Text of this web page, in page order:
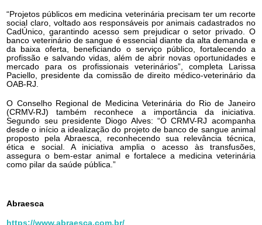
“Projetos públicos em medicina veterinária precisam ter um recorte
social claro, voltado aos responsáveis por animais cadastrados no
CadÚnico, garantindo acesso sem prejudicar o setor privado. O
banco veterinário de sangue é essencial diante da alta demanda e
da baixa oferta, beneficiando o serviço público, fortalecendo a
profissão e salvando vidas, além de abrir novas oportunidades e
mercado para os profissionais veterinários”, completa Larissa
Paciello, presidente da comissão de direito médico-veterinário da
OAB-RJ.
O Conselho Regional de Medicina Veterinária do Rio de Janeiro
(CRMV-RJ) também reconhece a importância da iniciativa.
Segundo seu presidente Diogo Alves: “O CRMV-RJ acompanha
desde o início a idealização do projeto de banco de sangue animal
proposto pela Abraesca, reconhecendo sua relevância técnica,
ética e social. A iniciativa amplia o acesso às transfusões,
assegura o bem-estar animal e fortalece a medicina veterinária
como pilar da saúde pública.”
Abraesca
https://www.abraesca.com.br/